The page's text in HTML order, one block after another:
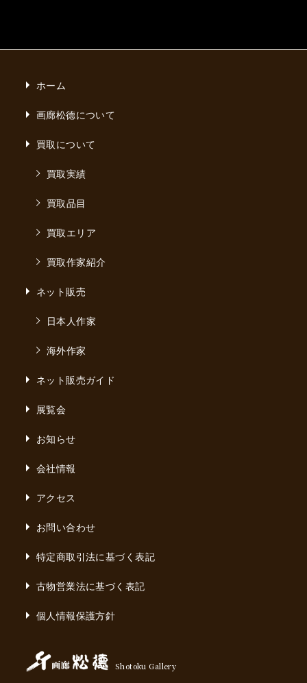
ホーム
画廊松德について
買取について
買取実績
買取品目
買取エリア
買取作家紹介
ネット販売
日本人作家
海外作家
ネット販売ガイド
展覧会
お知らせ
会社情報
アクセス
お問い合わせ
特定商取引法に基づく表記
古物営業法に基づく表記
個人情報保護方針
Shotoku Gallery